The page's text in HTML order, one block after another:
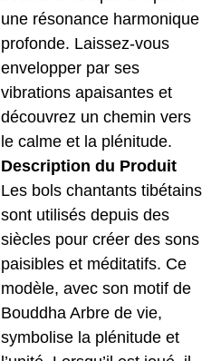
une résonance harmonique
profonde. Laissez-vous
envelopper par ses
vibrations apaisantes et
découvrez un chemin vers
le calme et la plénitude.
Description du Produit
Les bols chantants tibétains
sont utilisés depuis des
siècles pour créer des sons
paisibles et méditatifs. Ce
modèle, avec son motif de
Bouddha Arbre de vie,
symbolise la plénitude et